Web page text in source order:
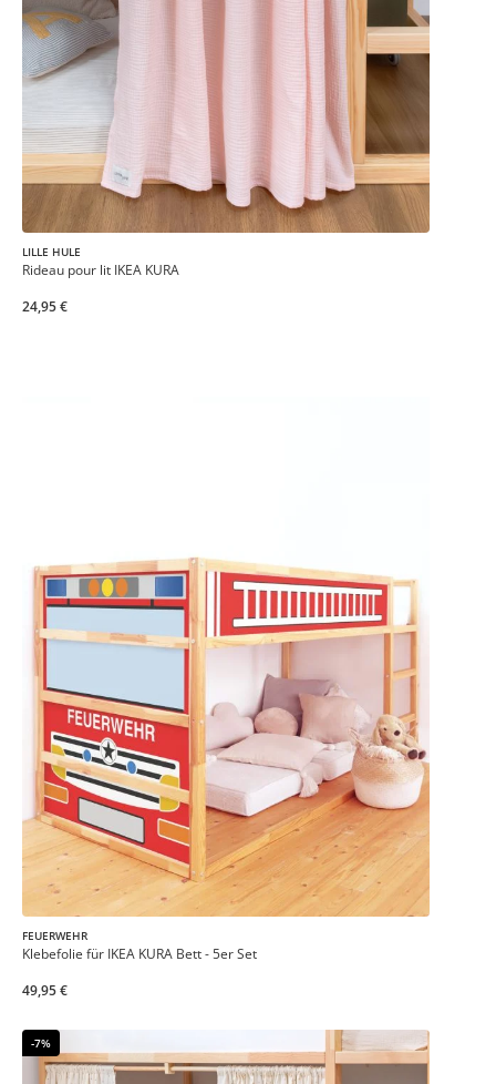
LILLE HULE
Rideau pour lit IKEA KURA
24,95 €
FEUERWEHR
Klebefolie für IKEA KURA Bett - 5er Set
49,95 €
-7%